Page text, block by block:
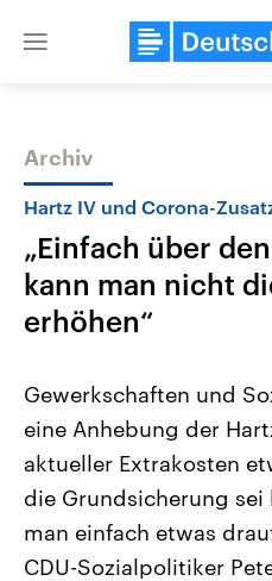
Close
Themen
2026
Alle Informationen
Sachsen-Anhalt wählt am 6.
September 2026 einen neuen
Landtag. Seit 2021 wird das
Bundesland von einer
Umfragen, Prognosen,
Archiv
Hartz IV und Corona-
„Einfach über
kann man nicht
erhöhen“
Gewerkschaften und
eine Anhebung der
aktueller Extrakosten
die Grundsicherung
man einfach etwas
CDU-Sozialpolitiker